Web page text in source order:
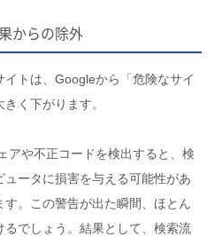
からの除外
トは、Googleから「危険なサイ
く下がります。
アや不正コードを検出すると、検
ータに損害を与える可能性があ
す。この警告が出た瞬間、ほとん
でしょう。結果として、検索流